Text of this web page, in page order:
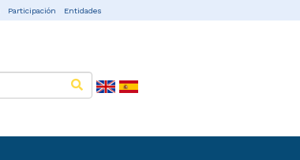
Participación Entidades